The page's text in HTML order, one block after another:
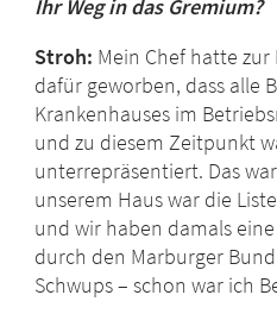
Ihr Weg in das Gremium?
Stroh: Mein Chef hatte
dafür geworben, dass alle
Krankenhauses im
und zu diesem Zeitpunkt
unterrepräsentiert. Das
unserem Haus war die
und wir haben damals
durch den Marburger
Schwups – schon war ich